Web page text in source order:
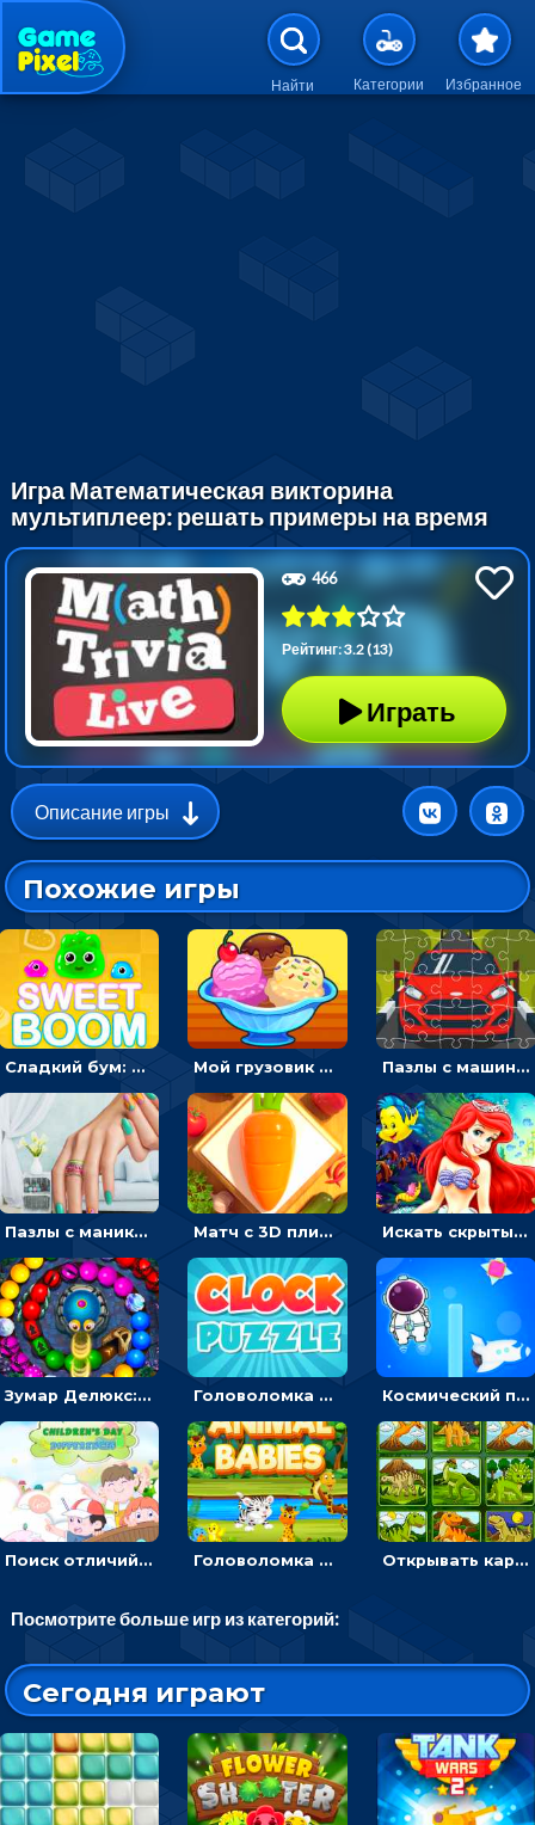
Перейти к основному
Найти Категории Избранное
Игра Математическая викторина
мультиплеер: решать примеры на время
466
Рейтинг: 3.2 (13)
Играть
Описание игры
Похожие игры
Сладкий бум: тапнуть, чтобы взорвать желейки - головоломка Мой грузовик с мороженным: принимать заказы и готовить десерты Пазлы с машинами Форд: собирать картинки и открывать новые
Пазлы с маникюром: собери идеальный рисунок для ногтей Матч с 3D плитками: раскладывать одинаковые предметы в окошки по три в ряд Искать скрытый алфавит на картинках с мультяшными героями - головоломка для детей
Зумар Делюкс: бросай шарики с черепашкой, чтобы остановить очередь Головоломка с часами для детей: читать время по циферблату Космический побег: двигать космонавта, чтобы попасть к кораблю
Поиск отличий на картинках с детьми - головоломка Головоломка Звери-малыши: открывай карточки по очереди, чтобы найти одинаковые Открывать картинки с динозаврами и складывать в пары по памяти - головоломка
Посмотрите больше игр из категорий:
Сегодня играют